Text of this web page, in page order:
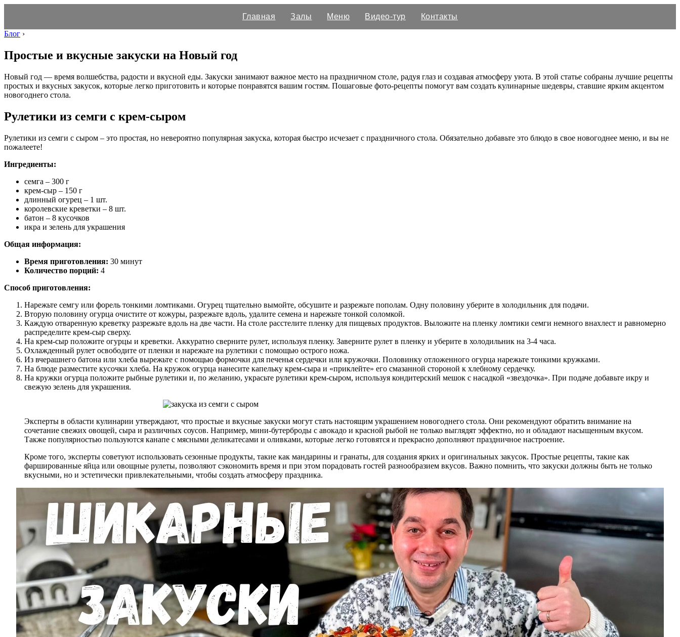
Главная Залы Меню Видео-тур
Контакты
Блог ›
Простые и вкусные закуски на Новый год
Новый год — время волшебства, радости и вкусной еды. Закуски занимают важное место на праздничном столе, радуя глаз и создавая атмосферу уюта. В этой статье собраны лучшие рецепты
простых и вкусных закусок, которые легко приготовить и которые понравятся вашим гостям. Пошаговые фото-рецепты помогут вам создать кулинарные шедевры, ставшие ярким акцентом
новогоднего стола.
Рулетики из семги с крем-сыром
Рулетики из семги с сыром – это простая, но невероятно популярная закуска, которая быстро исчезает с праздничного стола. Обязательно добавьте это блюдо в свое новогоднее меню, и вы не
пожалеете!
Ингредиенты:
семга – 300 г
крем-сыр – 150 г
длинный огурец – 1 шт.
королевские креветки – 8 шт.
батон – 8 кусочков
икра и зелень для украшения
Общая информация:
Время приготовления: 30 минут
Количество порций: 4
Способ приготовления:
Нарежьте семгу или форель тонкими ломтиками. Огурец тщательно вымойте, обсушите и разрежьте пополам. Одну половину уберите в холодильник для подачи.
Вторую половину огурца очистите от кожуры, разрежьте вдоль, удалите семена и нарежьте тонкой соломкой.
Каждую отваренную креветку разрежьте вдоль на две части. На столе расстелите пленку для пищевых продуктов. Выложите на пленку ломтики семги немного внахлест и равномерно
распределите крем-сыр сверху.
На крем-сыр положите огурцы и креветки. Аккуратно сверните рулет, используя пленку. Заверните рулет в пленку и уберите в холодильник на 3-4 часа.
Охлажденный рулет освободите от пленки и нарежьте на рулетики с помощью острого ножа.
Из вчерашнего батона или хлеба вырежьте с помощью формочки для печенья сердечки или кружочки. Половинку отложенного огурца нарежьте тонкими кружками.
На блюде разместите кусочки хлеба. На кружок огурца нанесите капельку крем-сыра и «приклейте» его смазанной стороной к хлебному сердечку.
На кружки огурца положите рыбные рулетики и, по желанию, украсьте рулетики крем-сыром, используя кондитерский мешок с насадкой «звездочка». При подаче добавьте икру и
свежую зелень для украшения.
Эксперты в области кулинарии утверждают, что простые и вкусные закуски могут стать настоящим украшением новогоднего стола. Они рекомендуют обратить внимание на
сочетание свежих овощей, сыра и различных соусов. Например, мини-бутерброды с авокадо и красной рыбой не только выглядят эффектно, но и обладают насыщенным вкусом.
Также популярностью пользуются канапе с мясными деликатесами и оливками, которые легко готовятся и прекрасно дополняют праздничное настроение.
Кроме того, эксперты советуют использовать сезонные продукты, такие как мандарины и гранаты, для создания ярких и оригинальных закусок. Простые рецепты, такие как
фаршированные яйца или овощные рулеты, позволяют сэкономить время и при этом порадовать гостей разнообразием вкусов. Важно помнить, что закуски должны быть не только
вкусными, но и эстетически привлекательными, чтобы создать атмосферу праздника.